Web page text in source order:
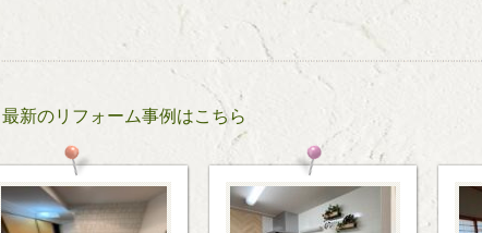
最新のリフォーム事例はこちら